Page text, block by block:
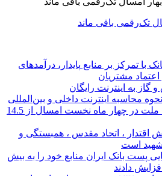
تک‌رقمی باقی ماند
با تمرکز بر منابع پایدار، درآمدهای
مشتریان
گاز به اینترنت رایگان
محاسبه اینترنت داخلی و بین‌المللی
حق بیمه تولیدی بیمه ملت در چهار ماه نخست امسال از 14.5
اقتدار ، اتحاد مقدس ، همبستگی و
شهید است
پست بانک ایران منابع خود را به بیش